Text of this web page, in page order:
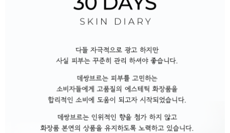
페이코 ID로 페
PAYCO 바로구매